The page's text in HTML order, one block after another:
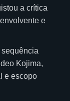
a crítica
e
Kojima,
e escopo